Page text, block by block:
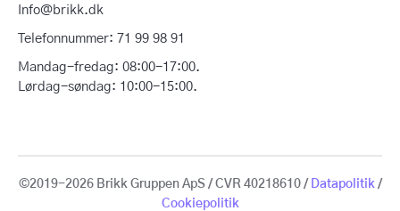
Info@brikk.dk
Telefonnummer: 71 99 98 91
Mandag-fredag: 08:00-17:00.
Lørdag-søndag: 10:00-15:00.
©2019-2026 Brikk Gruppen ApS / CVR 40218610 / Datapolitik/
Cookiepolitik